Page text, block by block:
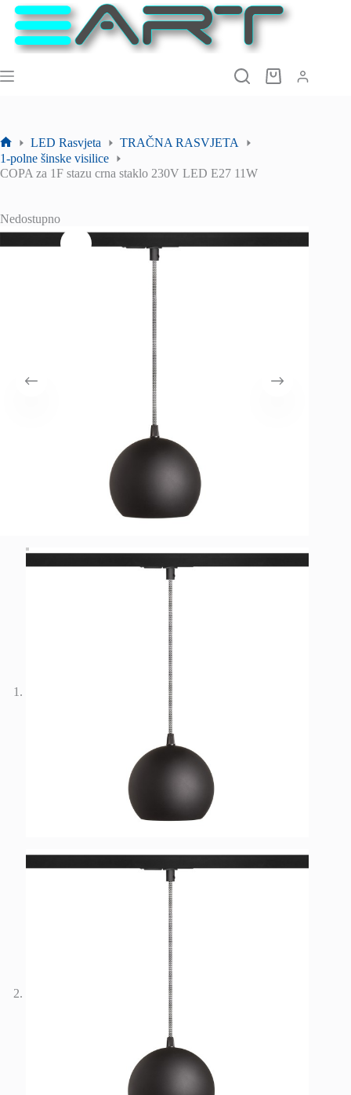
Preskoči
sadržaj
Košarica
Početna
stranica
LED Rasvjeta
TRAČNA RASVJETA
1-polne šinske visilice
COPA za 1F stazu crna staklo 230V LED E27 11W
Nedostupno